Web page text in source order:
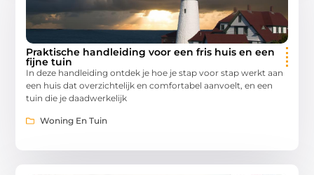
Praktische handleiding voor een fris huis en een
fijne tuin
In deze handleiding ontdek je hoe je stap voor stap werkt aan
een huis dat overzichtelijk en comfortabel aanvoelt, en een
tuin die je daadwerkelijk
Woning En Tuin